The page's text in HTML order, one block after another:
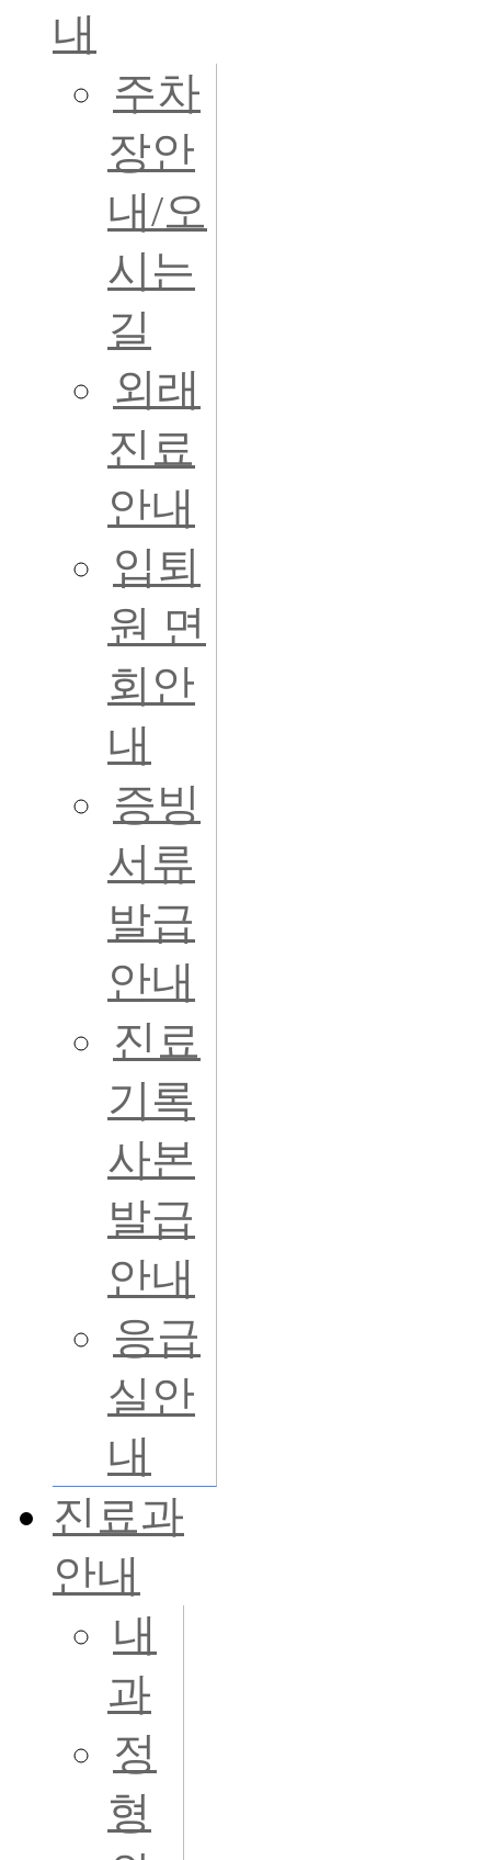
내
주차
장안
내/오
시는
길
외래
진료
안내
입퇴
원 면
회안
내
증빙
서류
발급
안내
진료
기록
사본
발급
안내
응급
실안
내
진료과
안내
내
과
정
형